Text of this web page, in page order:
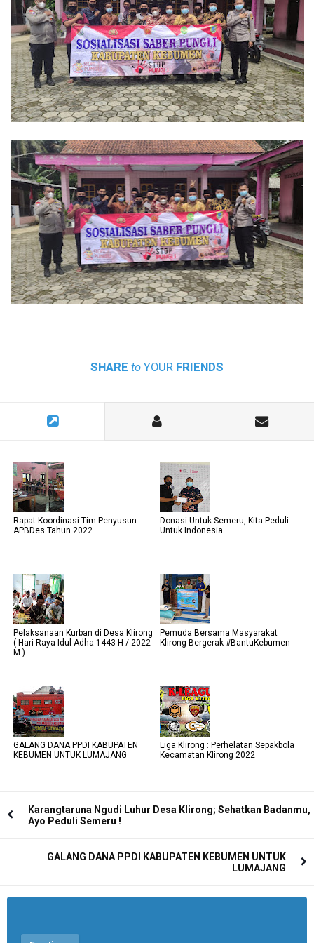
SHARE to YOUR FRIENDS
Rapat Koordinasi Tim Penyusun
APBDes Tahun 2022
Donasi Untuk Semeru, Kita Peduli
Untuk Indonesia
Pelaksanaan Kurban di Desa Klirong
( Hari Raya Idul Adha 1443 H / 2022
M )
Pemuda Bersama Masyarakat
Klirong Bergerak #BantuKebumen
GALANG DANA PPDI KABUPATEN
KEBUMEN UNTUK LUMAJANG
Liga Klirong : Perhelatan Sepakbola
Kecamatan Klirong 2022
Karangtaruna Ngudi Luhur Desa Klirong; Sehatkan Badanmu,
Ayo Peduli Semeru !
GALANG DANA PPDI KABUPATEN KEBUMEN UNTUK
LUMAJANG